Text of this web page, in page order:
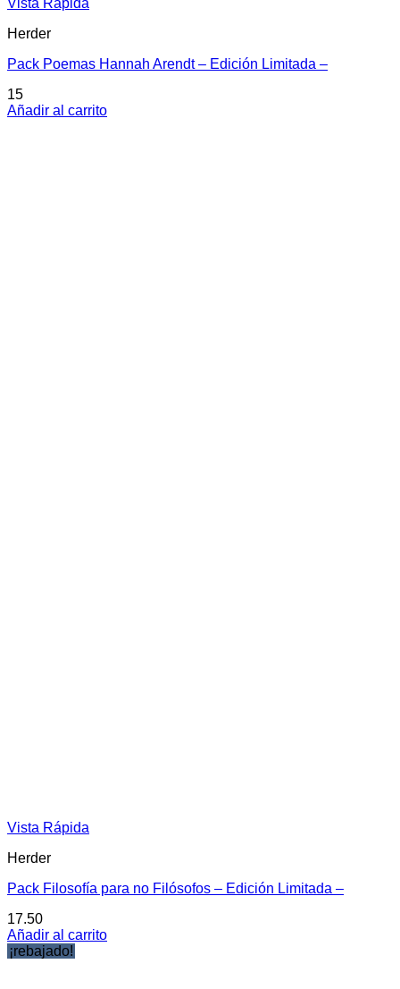
Vista Rápida
Herder
Pack Poemas Hannah Arendt – Edición Limitada –
15
Añadir al carrito
Vista Rápida
Herder
Pack Filosofía para no Filósofos – Edición Limitada –
17.50
Añadir al carrito
¡rebajado!